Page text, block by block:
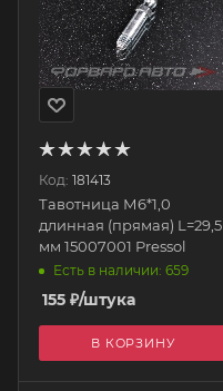
Код: 181413
Тавотница М6*1,0
длинная (прямая) L=29,5
мм 15007001 Pressol
Есть в наличии: 659
155 ₽/штука
В КОРЗИНУ